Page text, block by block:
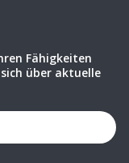
Fähigkeiten
über aktuelle